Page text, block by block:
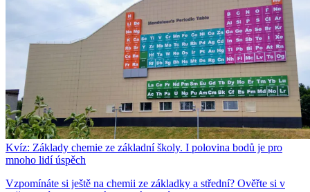
Kvíz: Základy chemie ze základní školy. I polovina bodů je pro
mnoho lidí úspěch
Vzpomínáte si ještě na chemii ze základky a střední? Ověřte si v